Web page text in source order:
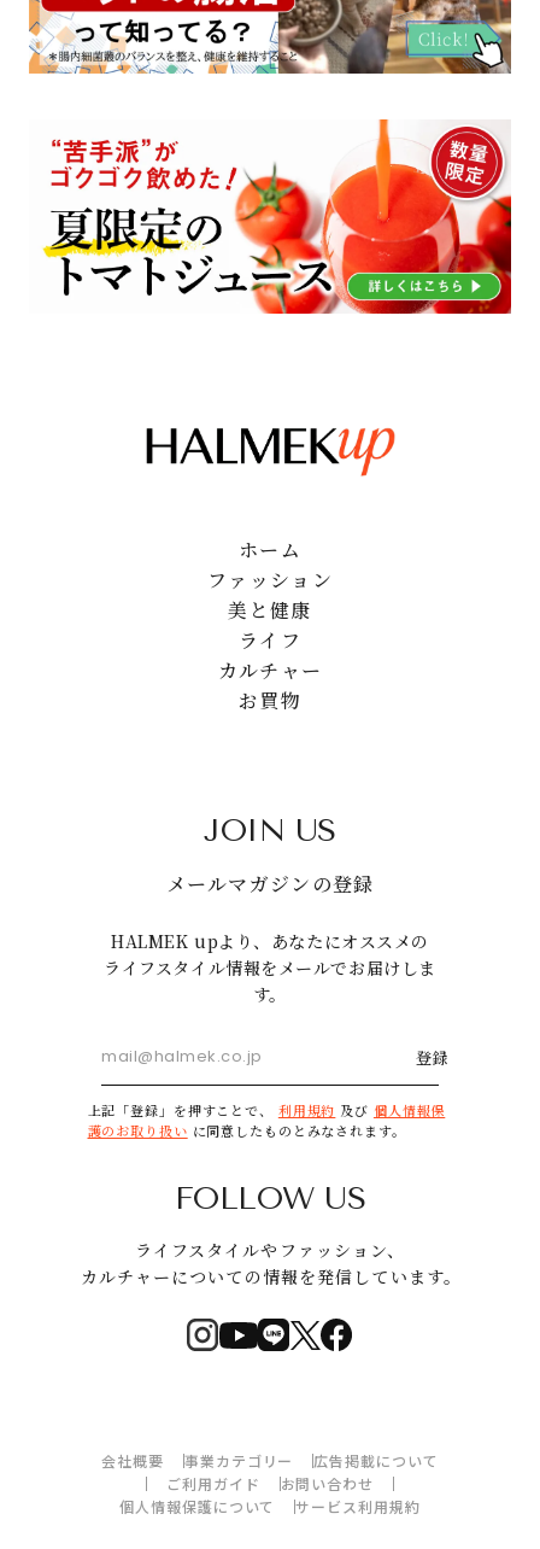
ホーム
ファッション
美と健康
ライフ
カルチャー
お買物
JOIN US
メールマガジンの登録
HALMEK upより、あなたにオススメの
ライフスタイル情報をメールでお届けしま
す。
登録
上記「登録」を押すことで、 利用規約 及び 個人情報保
護のお取り扱い に同意したものとみなされます。
FOLLOW US
ライフスタイルやファッション、
カルチャーについての情報を発信しています。
会社概要 事業カテゴリー
広告掲載について
ご利用ガイド
お問い合わせ
個人情報保護について
サービス利用規約